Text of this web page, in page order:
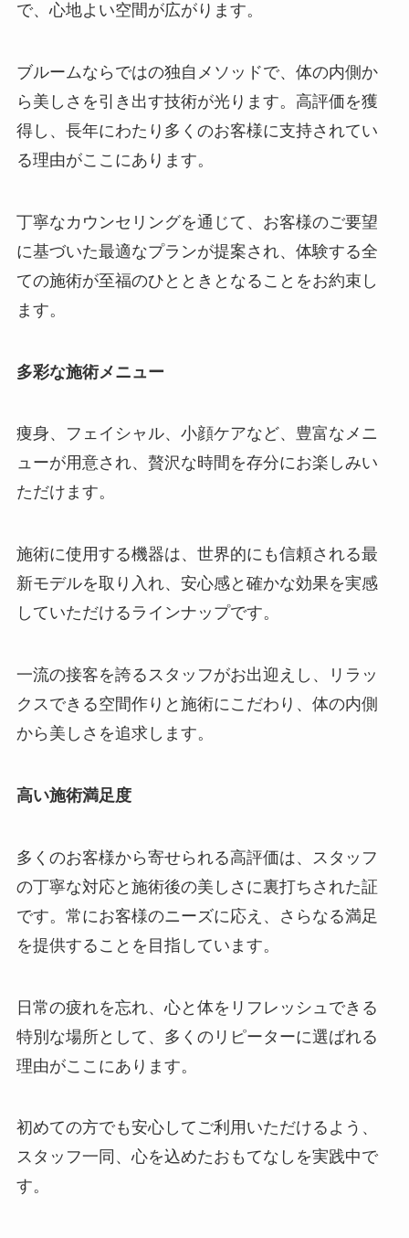
で、心地よい空間が広がります。
ブルームならではの独自メソッドで、体の内側か
ら美しさを引き出す技術が光ります。高評価を獲
得し、長年にわたり多くのお客様に支持されてい
る理由がここにあります。
丁寧なカウンセリングを通じて、お客様のご要望
に基づいた最適なプランが提案され、体験する全
ての施術が至福のひとときとなることをお約束し
ます。
多彩な施術メニュー
痩身、フェイシャル、小顔ケアなど、豊富なメニ
ューが用意され、贅沢な時間を存分にお楽しみい
ただけます。
施術に使用する機器は、世界的にも信頼される最
新モデルを取り入れ、安心感と確かな効果を実感
していただけるラインナップです。
一流の接客を誇るスタッフがお出迎えし、リラッ
クスできる空間作りと施術にこだわり、体の内側
から美しさを追求します。
高い施術満足度
多くのお客様から寄せられる高評価は、スタッフ
の丁寧な対応と施術後の美しさに裏打ちされた証
です。常にお客様のニーズに応え、さらなる満足
を提供することを目指しています。
日常の疲れを忘れ、心と体をリフレッシュできる
特別な場所として、多くのリピーターに選ばれる
理由がここにあります。
初めての方でも安心してご利用いただけるよう、
スタッフ一同、心を込めたおもてなしを実践中で
す。